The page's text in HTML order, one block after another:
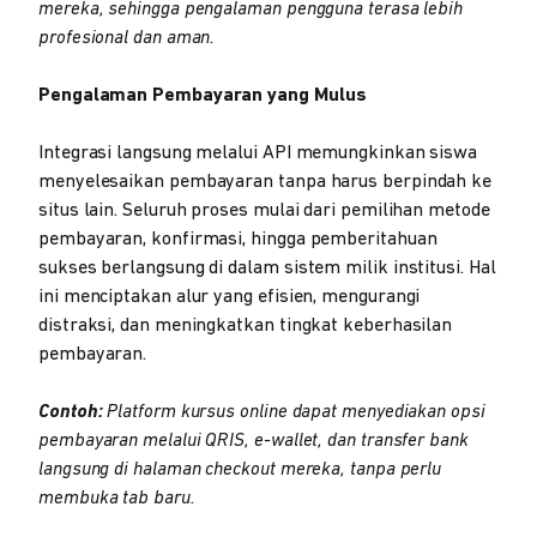
mereka, sehingga pengalaman pengguna terasa lebih
profesional dan aman.
Pengalaman Pembayaran yang Mulus
Integrasi langsung melalui API memungkinkan siswa
menyelesaikan pembayaran tanpa harus berpindah ke
situs lain. Seluruh proses mulai dari pemilihan metode
pembayaran, konfirmasi, hingga pemberitahuan
sukses berlangsung di dalam sistem milik institusi. Hal
ini menciptakan alur yang efisien, mengurangi
distraksi, dan meningkatkan tingkat keberhasilan
pembayaran.
Contoh:Platform kursus online dapat menyediakan opsi
pembayaran melalui QRIS, e-wallet, dan transfer bank
langsung di halaman checkout mereka, tanpa perlu
membuka tab baru.